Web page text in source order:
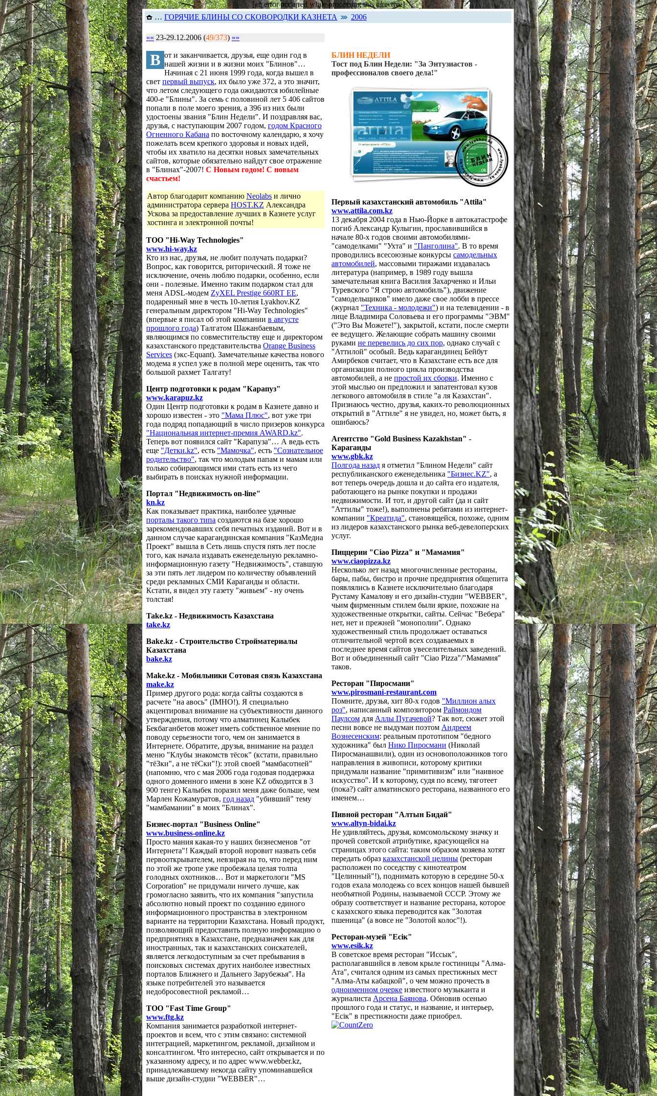
[an error occurred while processing this directive]
… ГОРЯЧИЕ БЛИНЫ СО СКОВОРОДКИ КАЗНЕТА 2006
«« 23-29.12.2006 (49/373) »»
В от и заканчивается, друзья, еще один год в
нашей жизни и в жизни моих "Блинов"…
Начиная с 21 июня 1999 года, когда вышел в
свет первый выпуск, их было уже 372, а это значит,
что летом следующего года ожидаются юбилейные
400-е "Блины". За семь с половиной лет 5 406 сайтов
попали в поле моего зрения, а 396 из них были
удостоены звания "Блин Недели". И поздравляя вас,
друзья, с наступающим 2007 годом, годом Красного
Огненного Кабана по восточному календарю, я хочу
пожелать всем крепкого здоровья и новых идей,
чтобы их хватило на десятки новых замечательных
сайтов, которые обязательно найдут свое отражение
в "Блинах"-2007! С Новым годом! С новым
счастьем!
Автор благодарит компанию Neolabs и лично
администратора сервера HOST.KZ Александра
Ускова за предоставление лучших в Казнете услуг
хостинга и электронной почты!
ТОО "Hi-Way Technologies"
www.hi-way.kz
Кто из нас, друзья, не любит получать подарки?
Вопрос, как говорится, риторический. Я тоже не
исключение, очень люблю подарки, особенно, если
они - полезные. Именно таким подарком стал для
меня ADSL-модем ZyXEL Prestige 660RT EE,
подаренный мне в честь 10-летия Lyakhov.KZ
генеральным директором "Hi-Way Technologies"
(впервые я писал об этой компании в августе
прошлого года) Талгатом Шажанбаевым,
являющимся по совместительству еще и директором
казахстанского представительства Orange Business
Services (экс-Equant). Замечательные качества нового
модема я успел уже в полной мере оценить, так что
большой рахмет Талгату!
Центр подготовки к родам "Карапуз"
www.karapuz.kz
Один Центр подготовки к родам в Казнете давно и
хорошо известен - это "Мама Плюс", вот уже три
года подряд попадающий в число призеров конкурса
"Национальная интернет-премия AWARD.kz".
Теперь вот появился сайт "Карапуза"… А ведь есть
еще "Детки.kz", есть "Мамочка", есть "Сознательное
родительство", так что молодым папам и мамам или
только собирающимся ими стать есть из чего
выбирать в поисках нужной информации.
Портал "Недвижимость on-line"
kn.kz
Как показывает практика, наиболее удачные
порталы такого типа создаются на базе хорошо
зарекомендовавших себя печатных изданий. Вот и в
данном случае карагандинская компания "КазМедиа
Проект" вышла в Сеть лишь спустя пять лет после
того, как начала издавать еженедельную рекламно-
информационную газету "Недвижимость", ставшую
за эти пять лет лидером по количеству объявлений
среди рекламных СМИ Караганды и области.
Кстати, я видел эту газету "живьем" - ну очень
толстая!
Take.kz - Недвижимость Казахстана
take.kz
Bake.kz - Строительство Стройматериалы
Казахстана
bake.kz
Make.kz - Мобильники Сотовая связь Казахстана
make.kz
Пример другого рода: когда сайты создаются в
расчете "на авось" (IMHO!). Я специально
акцентировал внимание на субъективности данного
утверждения, потому что алматинец Калыбек
Бекбаганбетов может иметь собственное мнение по
поводу серьезности того, чем он занимается в
Интернете. Обратите, друзья, внимание на раздел
меню "Клубы знакомств тёсок" (кстати, правильно
"тёЗки", а не тёСки"!): этой своей "мамбасотней"
(напомню, что с мая 2006 года годовая поддержка
одного доменного имени в зоне KZ обходится в 3
900 тенге) Калыбек поразил меня даже больше, чем
Марлен Кожамуратов, год назад "убивший" тему
"мамбамании" в моих "Блинах".
Бизнес-портал "Business Online"
www.business-online.kz
Просто мания какая-то у наших бизнесменов "от
Интернета"! Каждый второй норовит назвать себя
первооткрывателем, невзирая на то, что перед ним
по этой же тропе уже пробежала целая толпа
голодных охотников… Вот и маркетологи "MS
Corporation" не придумали ничего лучше, как
громогласно заявить, что их компания "запустила
абсолютно новый проект по созданию единого
информационного пространства в электронном
варианте на территории Казахстана. Новый продукт,
позволяющий предоставить полную информацию о
предприятиях в Казахстане, предназначен как для
иностранных, так и казахстанских соискателей,
является легкодоступным за счет пребывания в
поисковых системах других наиболее известных
порталов Ближнего и Дальнего Зарубежья". На
языке потребителей это называется
недобросовестной рекламой…
ТОО "Fast Time Group"
www.ftg.kz
Компания занимается разработкой интернет-
проектов и всем, что с этим связано: системной
интеграцией, маркетингом, рекламой, дизайном и
консалтингом. Что интересно, сайт открывается и по
указанному адресу, и по адрес www.webber.kz,
принадлежавшему некогда сайту упоминавшейся
выше дизайн-студии "WEBBER"…
БЛИН НЕДЕЛИ
Тост под Блин Недели: "За Энтузиастов -
профессионалов своего дела!"
Первый казахстанский автомобиль "Attila"
www.attila.com.kz
13 декабря 2004 года в Нью-Йорке в автокатастрофе
погиб Александр Кулыгин, прославившийся в
начале 80-х годов своими автомобилями-
"самоделками" "Ухта" и "Панголина". В то время
проводились всесоюзные конкурсы самодельных
автомобилей, массовыми тиражами издавалась
литература (например, в 1989 году вышла
замечательная книга Василия Захарченко и Ильи
Туревского "Я строю автомобиль"), движение
"самодельщиков" имело даже свое лобби в прессе
(журнал "Техника - молодежи") и на телевидении - в
лице Владимира Соловьева и его программы "ЭВМ"
("Это Вы Можете!"), закрытой, кстати, после смерти
ее ведущего. Желающие собрать машину своими
руками не перевелись до сих пор, однако случай с
"Аттилой" особый. Ведь карагандинец Бейбут
Амирбеков считает, что в Казахстане есть все для
организации полного цикла производства
автомобилей, а не простой их сборки. Именно с
этой мыслью он предложил и запатентовал кузов
легкового автомобиля в стиле "а ля Казахстан".
Признаюсь честно, друзья, каких-то революционных
открытий в "Аттиле" я не увидел, но, может быть, я
ошибаюсь?
Агентство "Gold Business Kazakhstan" -
Караганды
www.gbk.kz
Полгода назад я отметил "Блином Недели" сайт
республиканского еженедельника "Бизнес.KZ", а
вот теперь очередь дошла и до сайта его издателя,
работающего на рынке покупки и продажи
недвижимости. И тот, и другой сайт (да и сайт
"Аттилы" тоже!), выполнены ребятами из интернет-
компании "Креатида", становящейся, похоже, одним
из лидеров казахстанского рынка веб-девелоперских
услуг.
Пиццерии "Ciao Pizza" и "Мамамия"
www.ciaopizza.kz
Несколько лет назад многочисленные рестораны,
бары, пабы, бистро и прочие предприятия общепита
появлялись в Казнете исключительно благодаря
Рустаму Камалову и его дизайн-студии "WEBBER",
чьим фирменным стилем были яркие, похожие на
художественные открытки, сайты. Сейчас "Вебера"
нет, нет и прежней "монополии". Однако
художественный стиль продолжает оставаться
отличительной чертой всех создаваемых в
последнее время сайтов увеселительных заведений.
Вот и объединенный сайт "Ciao Pizza"/"Мамамия"
таков.
Ресторан "Пиросмани"
www.pirosmani-restaurant.com
Помните, друзья, хит 80-х годов "Миллион алых
роз", написанный композитором Раймондом
Паулсом для Аллы Пугачевой? Так вот, сюжет этой
песни вовсе не выдуман поэтом Андреем
Вознесенским: реальным прототипом "бедного
художника" был Нико Пиросмани (Николай
Пиросманашвили), один из основоположников того
направления в живописи, которому критики
придумали название "примитивизм" или "наивное
искусство". И к которому, судя по всему, тяготеет
(пока?) сайт алматинского ресторана, названного его
именем…
Пивной ресторан "Алтын Бидай"
www.altyn-bidai.kz
Не удивляйтесь, друзья, комсомольскому значку и
прочей советской атрибутике, красующейся на
страницах этого сайта: таким образом хозяева хотят
передать образ казахстанской целины (ресторан
расположен по соседству с кинотеатром
"Целинный"!), поднимать которую в середине 50-х
годов ехала молодежь со всех концов нашей бывшей
необъятной Родины, называемой СССР. Этому же
образу соответствует и название ресторана, которое
с казахского языка переводится как "Золотая
пшеница" (а вовсе не "Золотой колос"!).
Ресторан-музей "Есiк"
www.esik.kz
В советское время ресторан "Иссык",
располагавшийся в левом крыле гостиницы "Алма-
Ата", считался одним из самых престижных мест
"Алма-Аты кабацкой", о чем можно прочесть в
одноименном очерке известного музыканта и
журналиста Арсена Баянова. Обновив осенью
прошлого года и статус, и название, и интерьер,
"Есiк" в престижности даже приобрел.